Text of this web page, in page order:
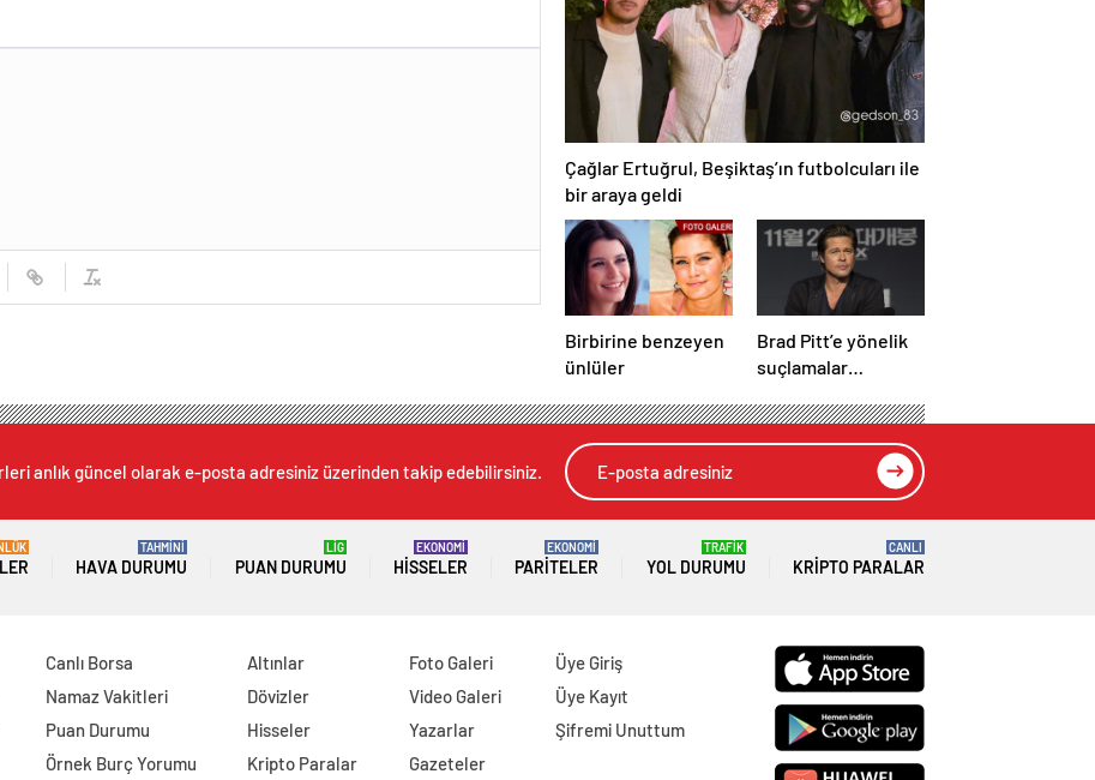
Çağlar Ertuğrul, Beşiktaş’ın futbolcuları ile
bir araya geldi
Birbirine benzeyen
ünlüler
Brad Pitt’e yönelik
suçlamalar
anlık güncel olarak e-posta adresiniz üzerinden takip edebilirsiniz.
HAVA DURUMU
TAHMİNİ
PUAN DURUMU
LİG
HISSELER
EKONOMİ
PARITELER
EKONOMİ
YOL DURUMU
TRAFİK
KRIPTO PARALAR
CANLI
Canlı Borsa
Namaz Vakitleri
Puan Durumu
Örnek Burç Yorumu
Altınlar
Dövizler
Hisseler
Kripto Paralar
Foto Galeri
Video Galeri
Yazarlar
Gazeteler
Üye Giriş
Üye Kayıt
Şifremi Unuttum